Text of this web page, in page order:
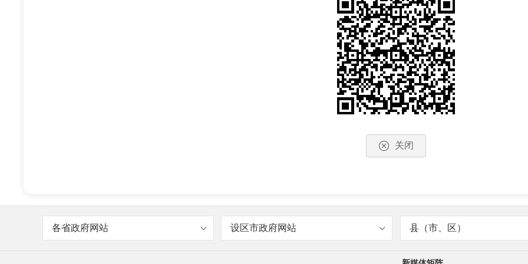
关闭
各省政府网站 设区市政府网站 县（市、区）